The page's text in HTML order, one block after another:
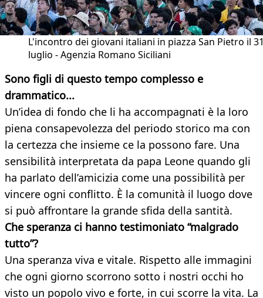
L'incontro dei giovani italiani in piazza San Pietro il
luglio - Agenzia Romano Siciliani
Sono figli di questo tempo complesso e
drammatico...
Un’idea di fondo che li ha accompagnati è la loro
piena consapevolezza del periodo storico ma con
la certezza che insieme ce la possono fare. Una
sensibilità interpretata da papa Leone quando gli
ha parlato dell’amicizia come una possibilità per
vincere ogni conflitto. È la comunità il luogo dove
si può affrontare la grande sfida della santità.
Che speranza ci hanno testimoniato “malgrado
tutto”?
Una speranza viva e vitale. Rispetto alle immagini
che ogni giorno scorrono sotto i nostri occhi ho
visto un popolo vivo e forte, in cui scorre la vita. La